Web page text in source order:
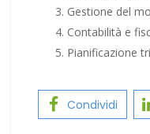
Gestione del
Contabilità e
Pianificazione
Condividi